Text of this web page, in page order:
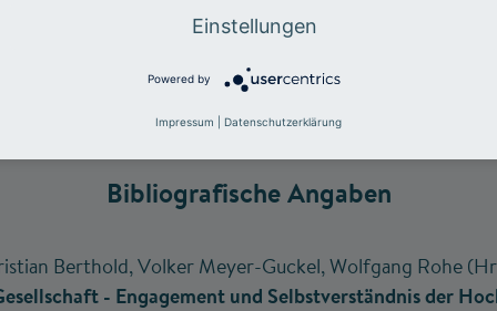
Querschnittsaufgaben wie Internationalisierung
Bibliografische Angaben
Berthold, Volker Meyer-Guckel, Wolfgang Rohe
- Engagement und Selbstverständnis der
Einstellungen
Powered by
Impressum Datenschutzerklärung